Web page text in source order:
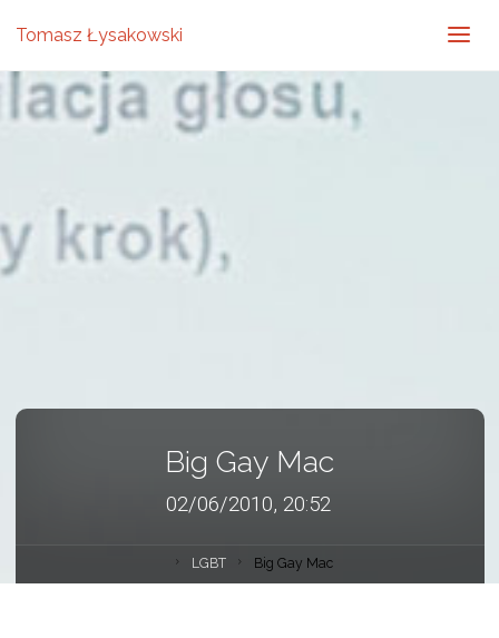
Tomasz Łysakowski
Big Gay Mac
02/06/2010, 20:52
LGBT Big Gay Mac